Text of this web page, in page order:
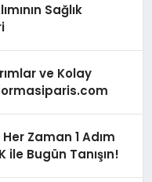
Sağlık
ve Kolay
Zaman 1 Adım
ile Bugün Tanışın!